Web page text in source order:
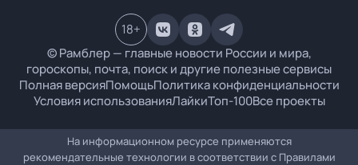
© Рамблер — главные новости России и мира,
гороскопы, почта, поиск и другие полезные сервисы
Полная версияПомощьПолитика конфиденциальности
Условия использованияЛайкиТоп-100Все проекты
18+
На информационном ресурсе применяются
рекомендательные технологии в соответствии с Правилами